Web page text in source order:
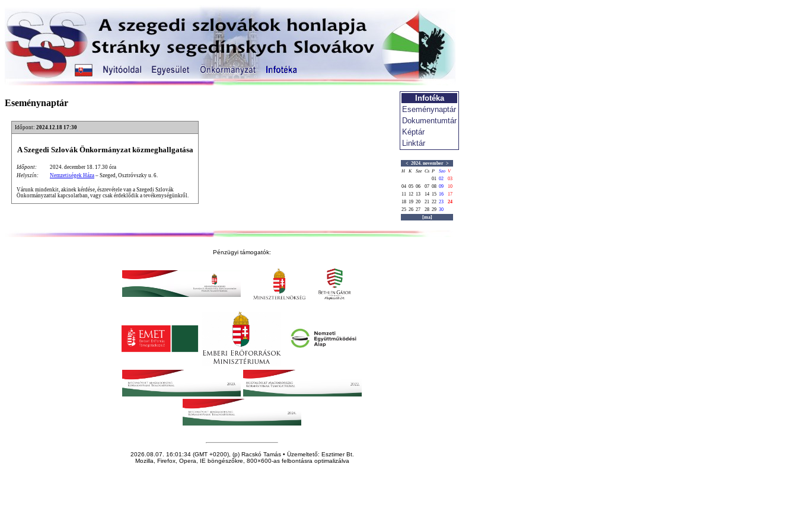
Eseménynaptár
Időpont: 2024.12.18 17:30
A Szegedi Szlovák Önkormányzat közmeghallgatása
Időpont:
2024. december 18. 17.30 óra
Helyszín:
Nemzetiségek Háza – Szeged, Osztróvszky u. 6.
Várunk mindenkit, akinek kérdése, észrevétele van a Szegedi Szlovák
Önkormányzattal kapcsolatban, vagy csak érdeklődik a tevékenységünkről.
Infotéka
Eseménynaptár
Dokumentumtár
Képtár
Linktár
< 2024. november >
H
K Sze Cs P Szo V
01 02
03
04 05 06 07 08 09
10
11 12 13 14 15 16
17
18 19 20 21 22 23
24
25 26 27 28 29 30
[ma]
Pénzügyi támogatók:
2026.08.07. 16:01:34 (GMT +0200), (p) Racskó Tamás • Üzemeltető: Esztimer Bt.
Mozilla, Firefox, Opera, IE böngészőkre, 800×600-as felbontásra optimalizálva